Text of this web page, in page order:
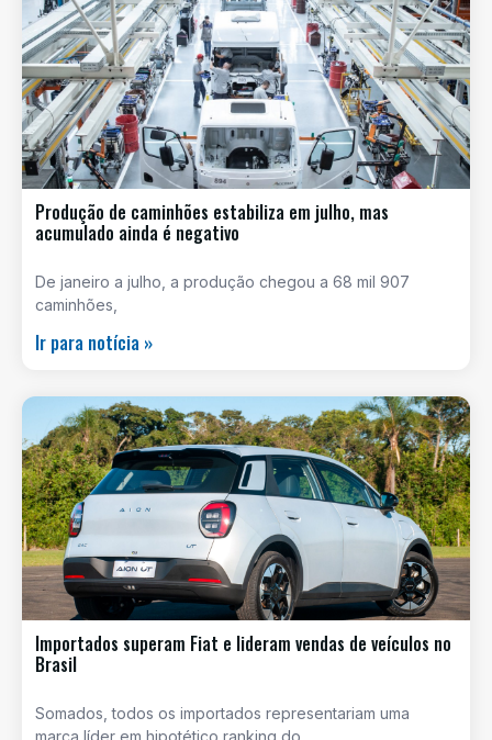
Produção de caminhões estabiliza em julho, mas
acumulado ainda é negativo
De janeiro a julho, a produção chegou a 68 mil 907
caminhões,
Ir para notícia »
Importados superam Fiat e lideram vendas de veículos no
Brasil
Somados, todos os importados representariam uma